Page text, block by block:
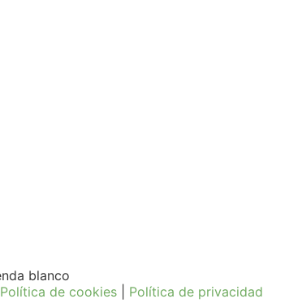
Política de cookies Política de privacidad